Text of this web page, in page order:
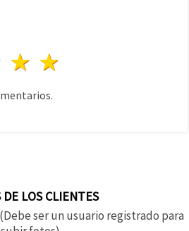
4 estrellas
3 estrellas
DE LOS CLIENTES
ser un usuario registrado para